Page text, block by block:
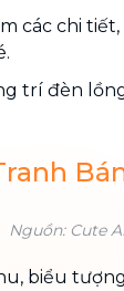
các chi
trí đèn
Nguồn: Cute
biểu